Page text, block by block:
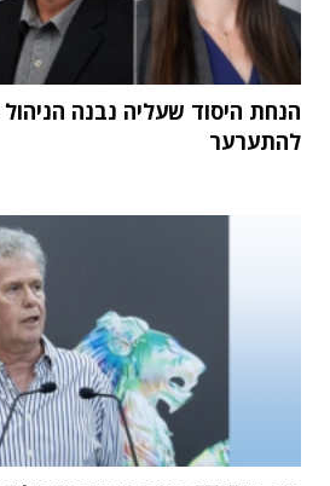
הנחת היסוד שעליה נבנה
להתערער